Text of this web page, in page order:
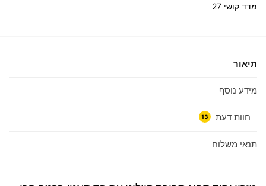
מדד קושי 27
תיאור
מידע נוסף
חוות דעת 13
תנאי משלוח